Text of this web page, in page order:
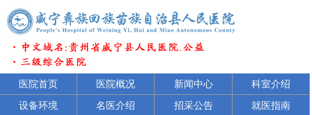
医院首页 医院概况 新闻中心
科室介绍
设备环境
名医介绍 招采公告
就医指南